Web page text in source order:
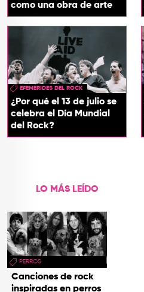
como una obra de arte
EFEMÉRIDES DEL ROCK
¿Por qué el 13 de julio se
celebra el Día Mundial
del Rock?
LO MÁS LEÍDO
PERROS
Canciones de rock
inspiradas en perros